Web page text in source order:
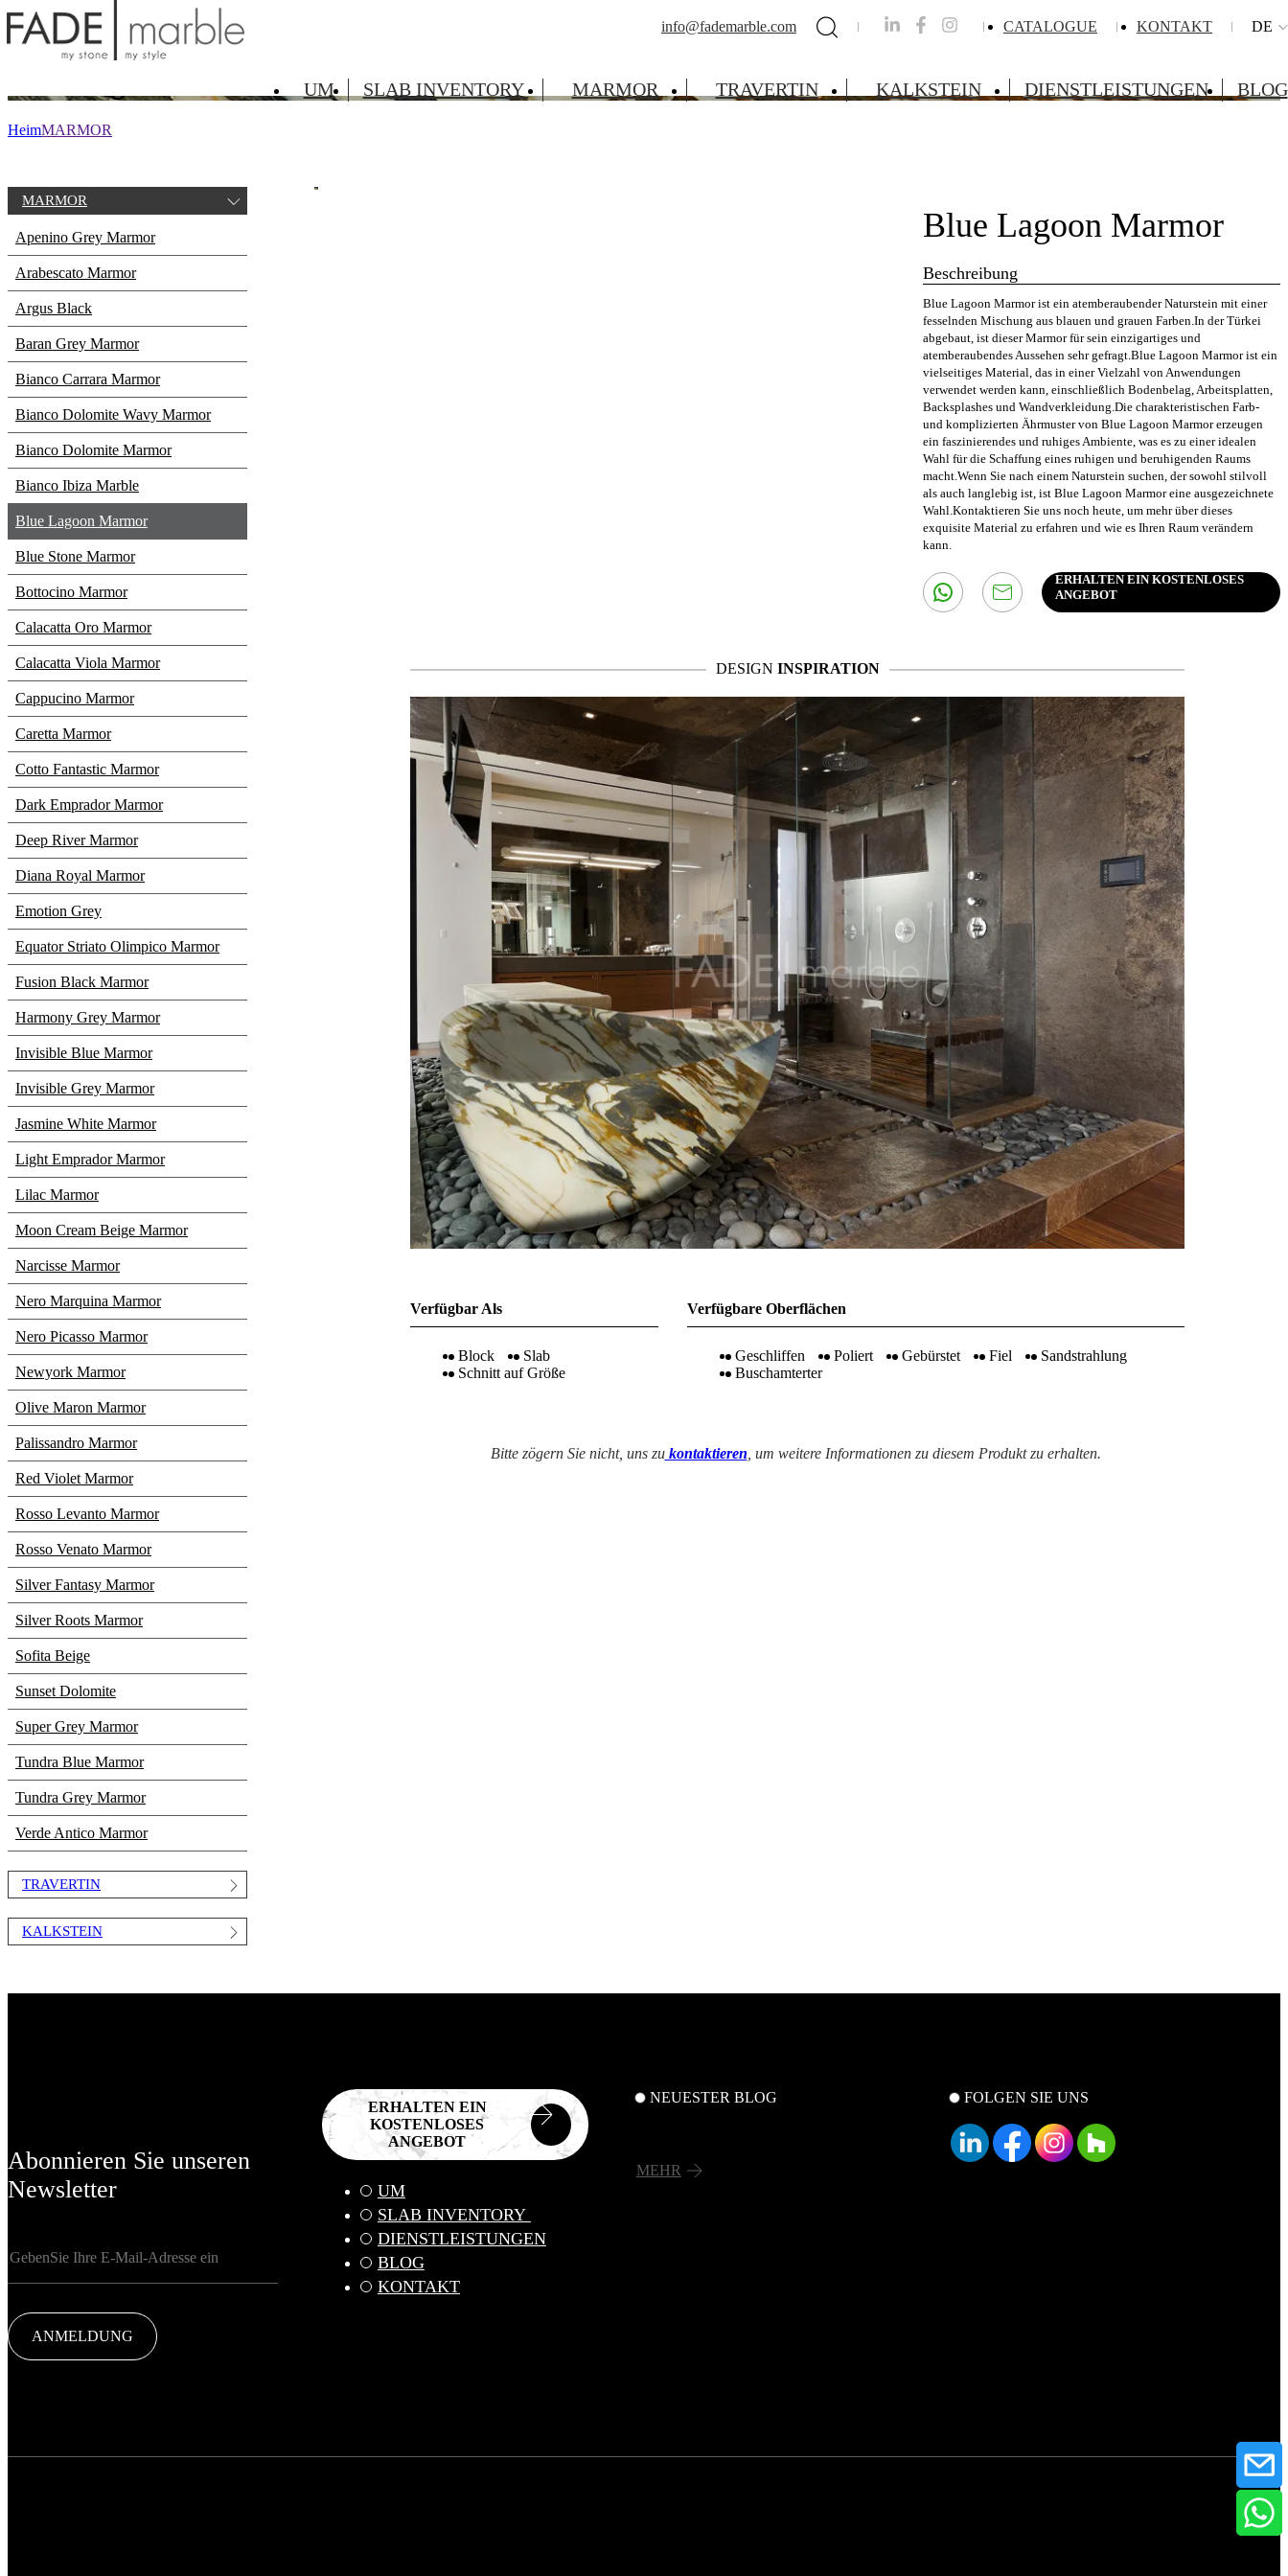
info@fademarble.com CATALOGUE KONTAKT DE
UM SLAB INVENTORY MARMOR TRAVERTIN KALKSTEIN DIENSTLEISTUNGEN BLOG
MARMOR
Blue Lagoon Marmor
HeimMARMOR
MARMOR
Apenino Grey Marmor
Arabescato Marmor
Argus Black
Baran Grey Marmor
Bianco Carrara Marmor
Bianco Dolomite Wavy Marmor
Bianco Dolomite Marmor
Bianco Ibiza Marble
Blue Lagoon Marmor
Blue Stone Marmor
Bottocino Marmor
Calacatta Oro Marmor
Calacatta Viola Marmor
Cappucino Marmor
Caretta Marmor
Cotto Fantastic Marmor
Dark Emprador Marmor
Deep River Marmor
Diana Royal Marmor
Emotion Grey
Equator Striato Olimpico Marmor
Fusion Black Marmor
Harmony Grey Marmor
Invisible Blue Marmor
Invisible Grey Marmor
Jasmine White Marmor
Light Emprador Marmor
Lilac Marmor
Moon Cream Beige Marmor
Narcisse Marmor
Nero Marquina Marmor
Nero Picasso Marmor
Newyork Marmor
Olive Maron Marmor
Palissandro Marmor
Red Violet Marmor
Rosso Levanto Marmor
Rosso Venato Marmor
Silver Fantasy Marmor
Silver Roots Marmor
Sofita Beige
Sunset Dolomite
Super Grey Marmor
Tundra Blue Marmor
Tundra Grey Marmor
Verde Antico Marmor
TRAVERTIN
KALKSTEIN
Blue Lagoon Marmor
Beschreibung
Blue Lagoon Marmor ist ein atemberaubender Naturstein mit einer
fesselnden Mischung aus blauen und grauen Farben.In der Türkei
abgebaut, ist dieser Marmor für sein einzigartiges und
atemberaubendes Aussehen sehr gefragt.Blue Lagoon Marmor ist ein
vielseitiges Material, das in einer Vielzahl von Anwendungen
verwendet werden kann, einschließlich Bodenbelag, Arbeitsplatten,
Backsplashes und Wandverkleidung.Die charakteristischen Farb-
und komplizierten Ährmuster von Blue Lagoon Marmor erzeugen
ein faszinierendes und ruhiges Ambiente, was es zu einer idealen
Wahl für die Schaffung eines ruhigen und beruhigenden Raums
macht.Wenn Sie nach einem Naturstein suchen, der sowohl stilvoll
als auch langlebig ist, ist Blue Lagoon Marmor eine ausgezeichnete
Wahl.Kontaktieren Sie uns noch heute, um mehr über dieses
exquisite Material zu erfahren und wie es Ihren Raum verändern
kann.
ERHALTEN EIN KOSTENLOSES
ANGEBOT
DESIGN INSPIRATION
Verfügbar Als
Block
Slab
Schnitt auf Größe
Verfügbare Oberflächen
Geschliffen Poliert Gebürstet Fiel
Sandstrahlung
Buschamterter
Bitte zögern Sie nicht, uns zukontaktieren , um weitere Informationen zu diesem Produkt zu erhalten.
Abonnieren Sie unseren
Newsletter
ANMELDUNG
ERHALTEN EIN
KOSTENLOSES
ANGEBOT
UM
SLAB INVENTORY
DIENSTLEISTUNGEN
BLOG
KONTAKT
NEUESTER BLOG
MEHR
FOLGEN SIE UNS